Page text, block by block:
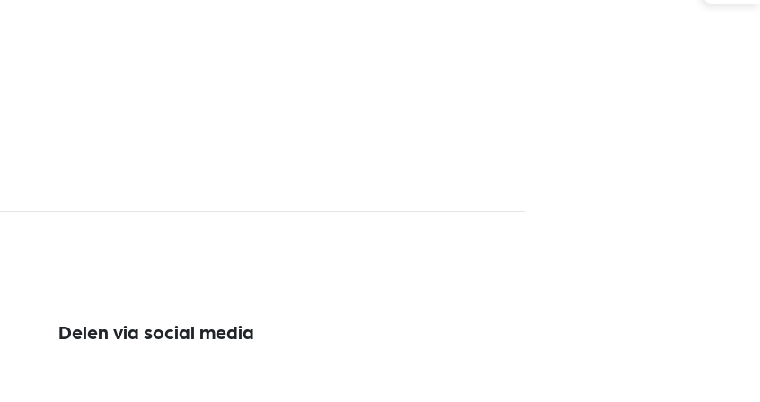
Delen via social media